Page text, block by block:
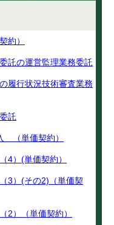
約）
託の運営監理業務委託
履行状況技術審査業務
託
（単価契約）
4）(単価契約）
3）(その2)（単価契
2）（単価契約）